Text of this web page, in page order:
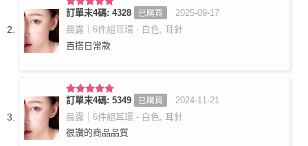
評分5滿
分 5
訂單末4碼: 4328 已購買
2025-09-17
晨露｜6件組耳環 - 白色, 耳針
百搭日常款
評分5滿
分 5
訂單末4碼: 5349 已購買
2024-11-21
晨露｜6件組耳環 - 白色, 耳針
很讚的商品品質